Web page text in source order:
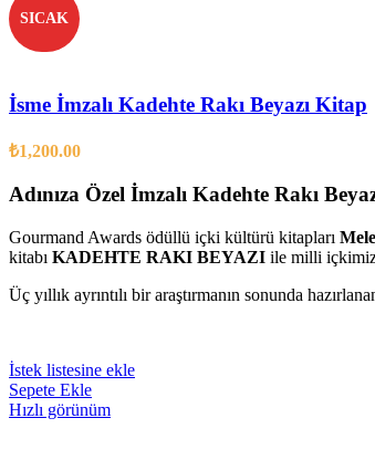
SICAK
İsme İmzalı Kadehte Rakı Beyazı Kitap
₺1,200.00
Adınıza Özel İmzalı Kadehte Rakı
Gourmand Awards ödüllü içki kültürü kitapları
kitabı KADEHTE RAKI BEYAZI ile milli içkimiz
Üç yıllık ayrıntılı bir araştırmanın sonunda
İstek listesine ekle
Sepete Ekle
Hızlı görünüm